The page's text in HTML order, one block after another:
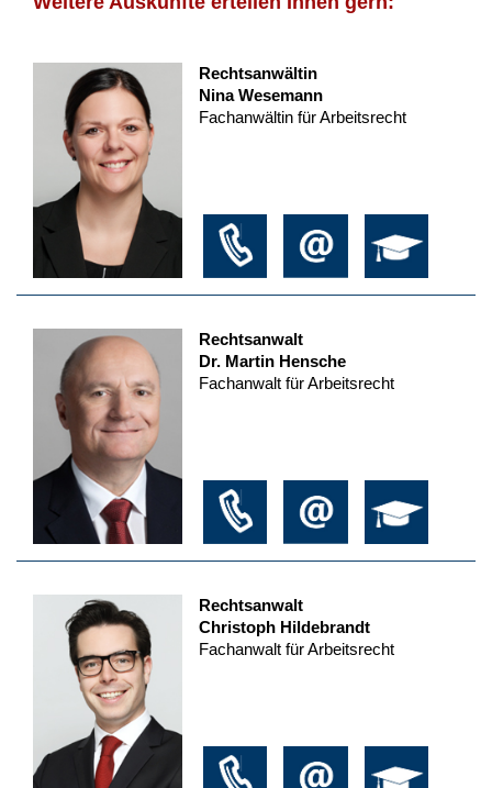
Rechtsanwältin
Nina Wesemann
Fachanwältin für Arbeitsrecht
Rechtsanwalt
Dr. Martin Hensche
Fachanwalt für Arbeitsrecht
Rechtsanwalt
Christoph Hildebrandt
Fachanwalt für Arbeitsrecht